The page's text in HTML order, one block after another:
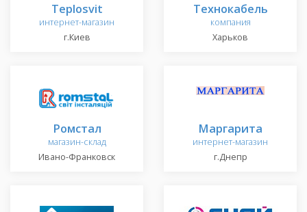
Teplosvit
интернет-магазин
г.Киев
Технокабель
компания
Харьков
Ромстал
магазин-склад
Ивано-Франковск
Маргарита
интернет-магазин
г.Днепр